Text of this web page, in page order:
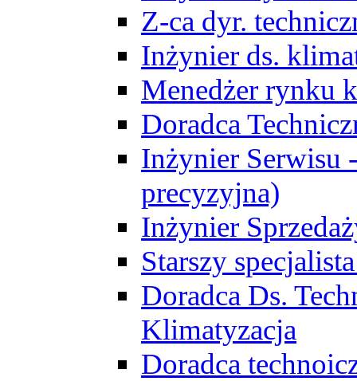
Z-ca dyr.
Inżynier ds.
Menedżer rynku
Doradca
Inżynier Serwisu
precyzyjna)
Inżynier
Starszy
Doradca Ds.
Klimatyzacja
Doradca